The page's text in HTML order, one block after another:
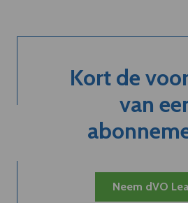
Kort de
van
Neem dVO